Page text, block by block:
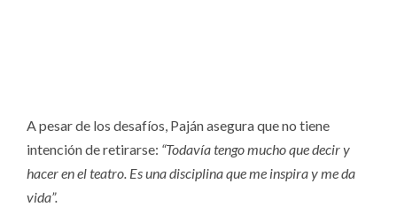
A pesar de los desafíos, Paján asegura que no tiene
intención de retirarse: “Todavía tengo mucho que decir y
hacer en el teatro. Es una disciplina que me inspira y me da
vida”.